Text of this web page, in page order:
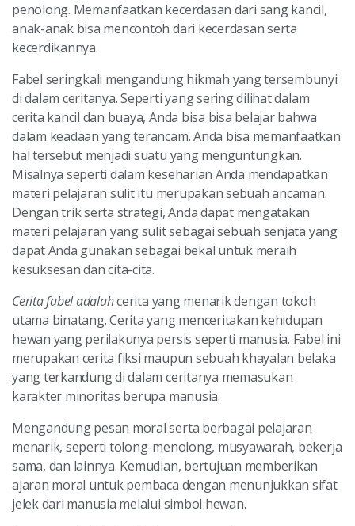
penolong. Memanfaatkan kecerdasan dari sang kancil,
anak-anak bisa mencontoh dari kecerdasan serta
kecerdikannya.
Fabel seringkali mengandung hikmah yang tersembunyi
di dalam ceritanya. Seperti yang sering dilihat dalam
cerita kancil dan buaya, Anda bisa bisa belajar bahwa
dalam keadaan yang terancam. Anda bisa memanfaatkan
hal tersebut menjadi suatu yang menguntungkan.
Misalnya seperti dalam keseharian Anda mendapatkan
materi pelajaran sulit itu merupakan sebuah ancaman.
Dengan trik serta strategi, Anda dapat mengatakan
materi pelajaran yang sulit sebagai sebuah senjata yang
dapat Anda gunakan sebagai bekal untuk meraih
kesuksesan dan cita-cita.
Cerita fabel adalahcerita yang menarik dengan tokoh
utama binatang. Cerita yang menceritakan kehidupan
hewan yang perilakunya persis seperti manusia. Fabel ini
merupakan cerita fiksi maupun sebuah khayalan belaka
yang terkandung di dalam ceritanya memasukan
karakter minoritas berupa manusia.
Mengandung pesan moral serta berbagai pelajaran
menarik, seperti tolong-menolong, musyawarah, bekerja
sama, dan lainnya. Kemudian, bertujuan memberikan
ajaran moral untuk pembaca dengan menunjukkan sifat
jelek dari manusia melalui simbol hewan.